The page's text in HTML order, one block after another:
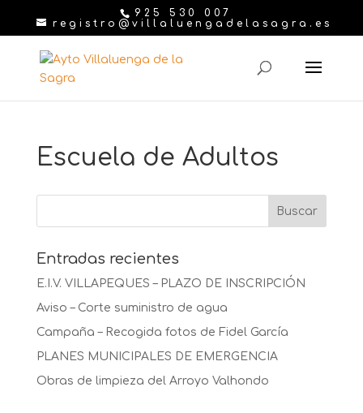
925 530 007
registro@villaluengadelasagra.es
Escuela de Adultos
Entradas recientes
E.I.V. VILLAPEQUES – PLAZO DE INSCRIPCIÓN
Aviso – Corte suministro de agua
Campaña – Recogida fotos de Fidel García
PLANES MUNICIPALES DE EMERGENCIA
Obras de limpieza del Arroyo Valhondo